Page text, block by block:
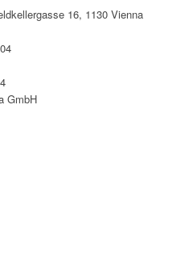
16, 1130 Vienna
GmbH